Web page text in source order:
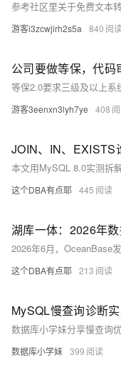
游客i3zcwjirh2s5a 840
游客3eenxn3lyh7ye 408
这个DBA有点耶 445
这个DBA有点耶 213
MySQL慢查询诊断
数据库小学妹 399